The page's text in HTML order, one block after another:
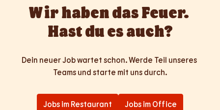
Wir haben das Feuer.
Hast du es auch?
Dein neuer Job wartet schon. Werde Teil unseres
Teams und starte mit uns durch.
Jobs im Restaurant Jobs im Office